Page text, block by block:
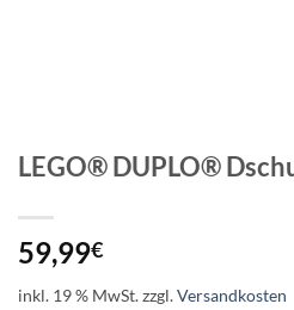
LEGO® DUPLO®
59,99€
inkl. 19 % MwSt.zzgl.Versandkosten